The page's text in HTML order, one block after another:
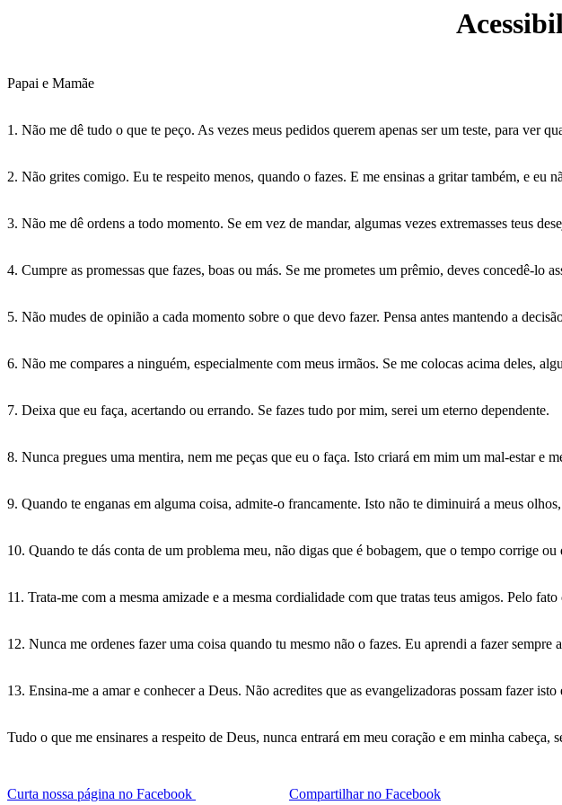
Papai e Mamãe
1. Não me dê tudo o que te peço. As vezes meus pedidos querem apenas ser um teste, para ver
2. Não grites comigo. Eu te respeito menos, quando o fazes. E me ensinas a gritar também, e eu
3. Não me dê ordens a todo momento. Se em vez de mandar, algumas vezes extremasses teus
4. Cumpre as promessas que fazes, boas ou más. Se me prometes um prêmio, deves concedê-lo
5. Não mudes de opinião a cada momento sobre o que devo fazer. Pensa antes mantendo a
6. Não me compares a ninguém, especialmente com meus irmãos. Se me colocas acima deles,
7. Deixa que eu faça, acertando ou errando. Se fazes tudo por mim, serei um eterno dependente.
8. Nunca pregues uma mentira, nem me peças que eu o faça. Isto criará em mim um mal-estar e
9. Quando te enganas em alguma coisa, admite-o francamente. Isto não te diminuirá a meus
10. Quando te dás conta de um problema meu, não digas que é bobagem, que o tempo corrige
11. Trata-me com a mesma amizade e a mesma cordialidade com que tratas teus amigos. Pelo
12. Nunca me ordenes fazer uma coisa quando tu mesmo não o fazes. Eu aprendi a fazer sempre
13. Ensina-me a amar e conhecer a Deus. Não acredites que as evangelizadoras possam fazer isto
Tudo o que me ensinares a respeito de Deus, nunca entrará em meu coração e em minha cabeça,
Curta nossa página no Facebook Compartilhar no Facebook